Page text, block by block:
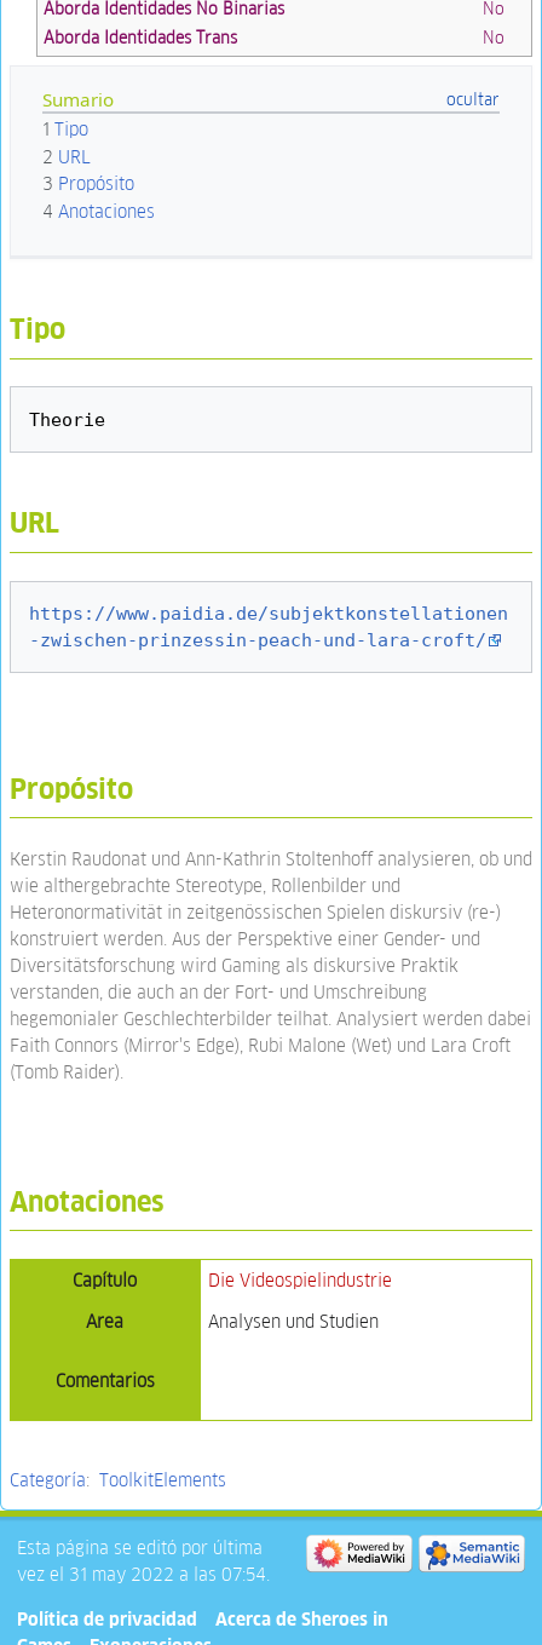
Aborda Identidades No Binarias
No
Aborda Identidades Trans
No
Sumario
1 Tipo
2 URL
3 Propósito
4 Anotaciones
Tipo
URL
https://www.paidia.de/subjektkonstellationen
-zwischen-prinzessin-peach-und-lara-croft/
Propósito
Kerstin Raudonat und Ann-Kathrin Stoltenhoff analysieren, ob und
wie althergebrachte Stereotype, Rollenbilder und
Heteronormativität in zeitgenössischen Spielen diskursiv (re-)
konstruiert werden. Aus der Perspektive einer Gender- und
Diversitätsforschung wird Gaming als diskursive Praktik
verstanden, die auch an der Fort- und Umschreibung
hegemonialer Geschlechterbilder teilhat. Analysiert werden dabei
Faith Connors (Mirror's Edge), Rubi Malone (Wet) und Lara Croft
(Tomb Raider).
Anotaciones
Capítulo
Die Videospielindustrie
Area
Analysen und Studien
Comentarios
Categoría: ToolkitElements
Esta página se editó por última
vez el 31 may 2022 a las 07:54.
Política de privacidad
Acerca de Sheroes in